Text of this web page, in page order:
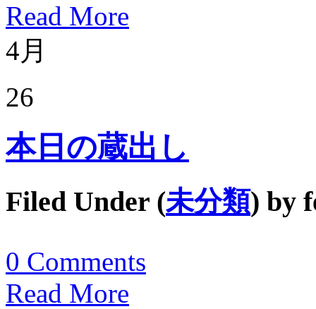
Read More
4月
26
本日の蔵出し
Filed Under (未分類) by
0 Comments
Read More